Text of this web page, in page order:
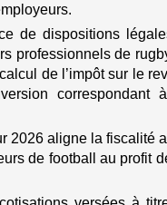
de dispositions
professionnels de
de l’impôt sur le
correspondant
2026 aligne la fiscalité
de football au profit